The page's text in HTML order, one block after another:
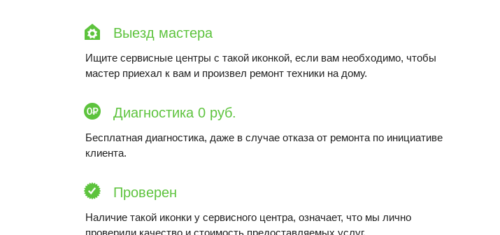
Выезд мастера
Ищите сервисные центры с такой иконкой, если вам необходимо, чтобы
мастер приехал к вам и произвел ремонт техники на дому.
Диагностика 0 руб.
Бесплатная диагностика, даже в случае отказа от ремонта по инициативе
клиента.
Проверен
Наличие такой иконки у сервисного центра, означает, что мы лично
проверили качество и стоимость предоставляемых услуг.